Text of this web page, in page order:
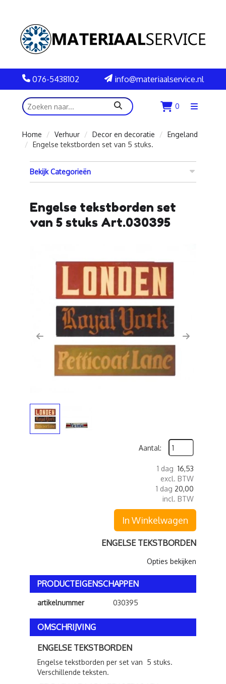
076-5438102 info@materiaalservice.nl
zoeken 0
Menu
Home
Verhuur Decor en decoratie
Engeland
Engelse tekstborden set van 5 stuks.
Bekijk Categorieën
Engelse tekstborden set
van 5 stuks Art.030395
Previous Next
Aantal:
1 dag 16,53
excl. BTW
1 dag 20,00
incl. BTW
In Winkelwagen
ENGELSE TEKSTBORDEN
Opties bekijken
PRODUCTEIGENSCHAPPEN
artikelnummer 030395
OMSCHRIJVING
ENGELSE TEKSTBORDEN
Engelse tekstborden per set van 5 stuks.
Verschillende teksten.